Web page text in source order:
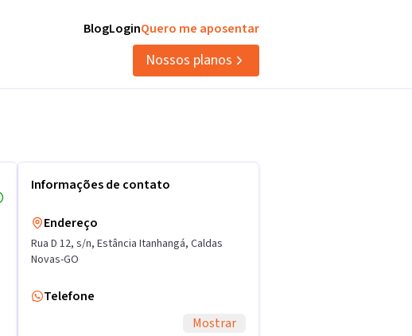
BlogLoginQuero me aposentar
Nossos planos
Informações de contato
Endereço
Rua D 12, s/n, Estância Itanhangá, Caldas
Novas-GO
Telefone
Mostrar